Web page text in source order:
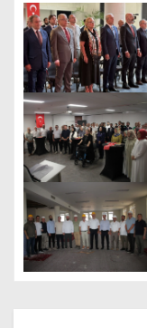
n
a
v
i
g
a
t